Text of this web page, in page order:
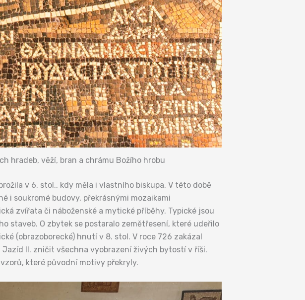
hradeb, věží, bran a chrámu Božího hrobu
v 6. stol., kdy měla i vlastního biskupa. V této době
i soukromé budovy, překrásnými mozaikami
zvířata či náboženské a mytické příběhy. Typické jsou
staveb. O zbytek se postaralo zemětřesení, které udeřilo
(obrazoborecké) hnutí v 8. stol. V roce 726 zakázal
II. zničit všechna vyobrazení živých bytostí v říši.
které původní motivy překryly.